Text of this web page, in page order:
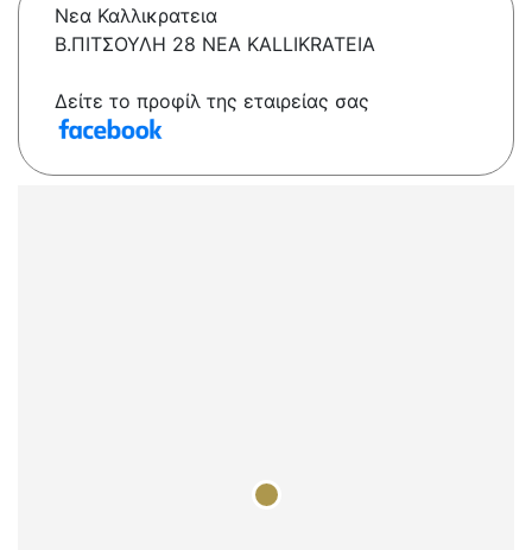
Νεα Καλλικρατεια
Β.ΠΙΤΣΟΥΛΗ 28 NEA KALLIKRATEIA
Δείτε το προφίλ της εταιρείας σας